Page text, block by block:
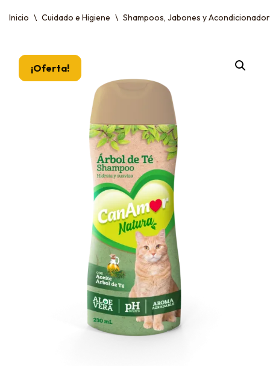
Inicio \ Cuidado e Higiene \ Shampoos, Jabones y
¡Oferta!
¡Oferta!